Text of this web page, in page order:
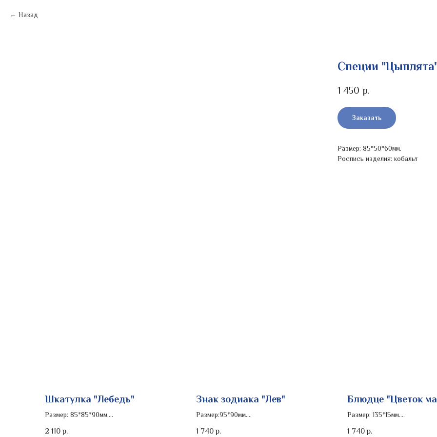
Назад
Специи
1 450 р.
Заказать
Размер: 85*50*60мм.
Роспись изделия: кобальт
Шкатулка "Лебедь"
Размер: 85*85*90мм.
2 110 р.
Знак зодиака "Лев"
Размер:95*90мм.
1 740 р.
Блюдце "Цветок
Размер: 135*15мм.
1 740 р.